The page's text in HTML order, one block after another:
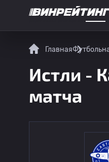
Главная
Истли -
матча